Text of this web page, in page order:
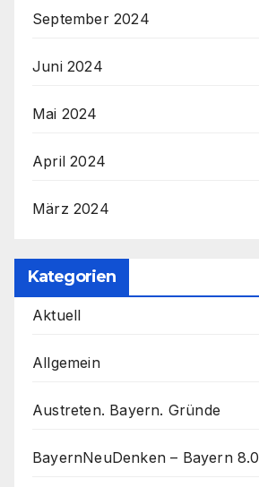
September 2024
Juni 2024
Mai 2024
April 2024
März 2024
Kategorien
Aktuell
Allgemein
Austreten. Bayern. Gründe
BayernNeuDenken – Bayern 8.0